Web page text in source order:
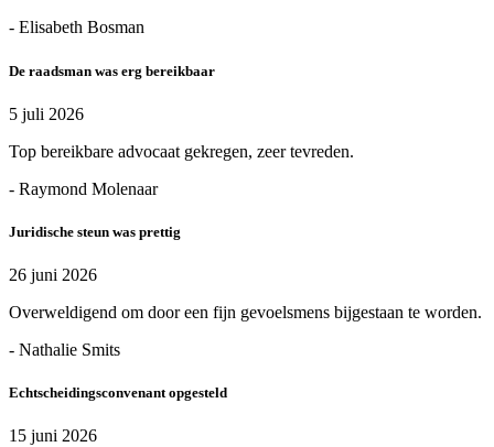
- Elisabeth Bosman
De raadsman was erg bereikbaar
5 juli 2026
Top bereikbare advocaat gekregen, zeer tevreden.
- Raymond Molenaar
Juridische steun was prettig
26 juni 2026
Overweldigend om door een fijn gevoelsmens bijgestaan te worden.
- Nathalie Smits
Echtscheidingsconvenant opgesteld
15 juni 2026